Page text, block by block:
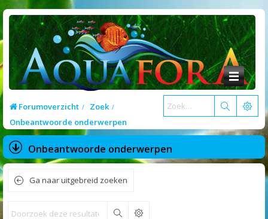
Forumoverzicht
Zoek
Onbeantwoorde onderwerpen
Onbeantwoorde onderwerpen
Ga naar uitgebreid zoeken
Zoek